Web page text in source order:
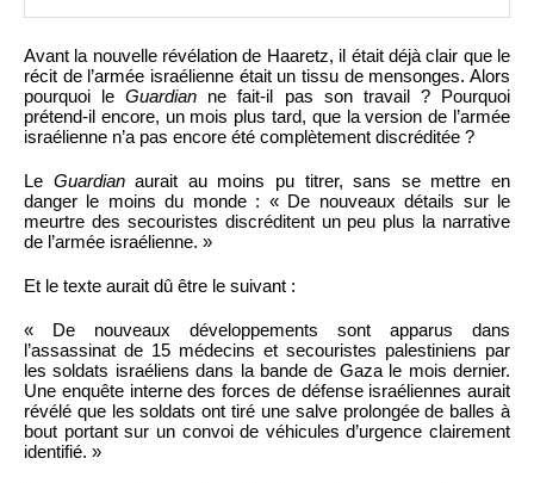
Avant la nouvelle révélation de Haaretz, il était déjà clair que le
récit de l’armée israélienne était un tissu de mensonges. Alors
pourquoi leGuardian ne fait-il pas son travail ? Pourquoi
prétend-il encore, un mois plus tard, que la version de l’armée
israélienne n’a pas encore été complètement discréditée ?
Le Guardianaurait au moins pu titrer, sans se mettre en
danger le moins du monde : « De nouveaux détails sur le
meurtre des secouristes discréditent un peu plus la narrative
de l’armée israélienne. »
Et le texte aurait dû être le suivant :
« De nouveaux développements sont apparus dans
l’assassinat de 15 médecins et secouristes palestiniens par
les soldats israéliens dans la bande de Gaza le mois dernier.
Une enquête interne des forces de défense israéliennes aurait
révélé que les soldats ont tiré une salve prolongée de balles à
bout portant sur un convoi de véhicules d’urgence clairement
identifié. »